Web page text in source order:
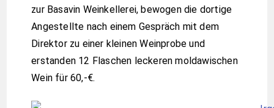
zur Basavin Weinkellerei, bewogen die dortige
Angestellte nach einem Gespräch mit dem
Direktor zu einer kleinen Weinprobe und
erstanden 12 Flaschen leckeren moldawischen
Wein für 60,-€.